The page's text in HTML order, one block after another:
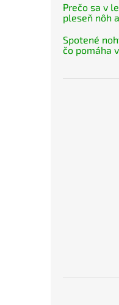
Prečo sa v
pleseň nôh
Spotené
čo pomáha